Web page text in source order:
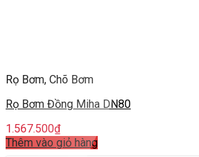
Rọ Bơm, Chõ Bơm
Rọ Bơm Đồng Miha DN80
1.567.500₫
Thêm vào giỏ hàng